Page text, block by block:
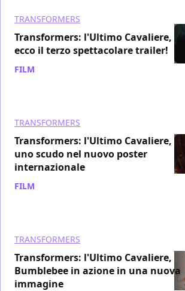
TRANSFORMERS
Transformers: l'Ultimo Cavaliere,
ecco il terzo spettacolare trailer!
FILM
TRANSFORMERS
Transformers: l'Ultimo Cavaliere,
uno scudo nel nuovo poster
internazionale
FILM
TRANSFORMERS
Transformers: l'Ultimo Cavaliere,
Bumblebee in azione in una nuova
immagine